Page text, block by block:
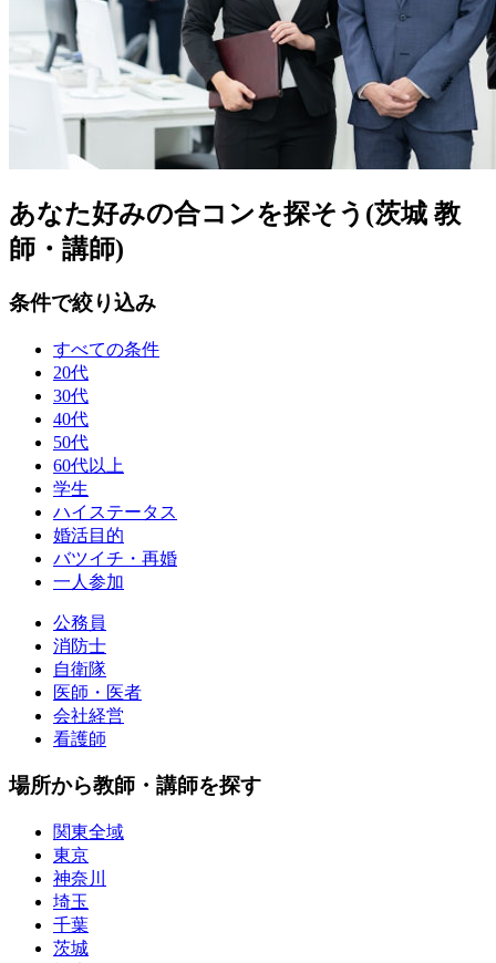
あなた好みの合コンを探そう(茨城 教
師・講師)
条件で絞り込み
すべての条件
20代
30代
40代
50代
60代以上
学生
ハイステータス
婚活目的
バツイチ・再婚
一人参加
公務員
消防士
自衛隊
医師・医者
会社経営
看護師
場所から教師・講師を探す
関東全域
東京
神奈川
埼玉
千葉
茨城